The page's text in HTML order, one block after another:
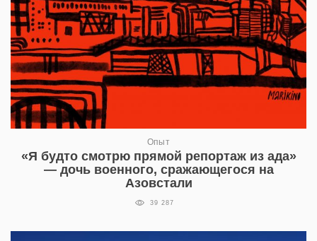
Опыт
«Я будто смотрю прямой репортаж из ада»
— дочь военного, сражающегося на
Азовстали
39 287